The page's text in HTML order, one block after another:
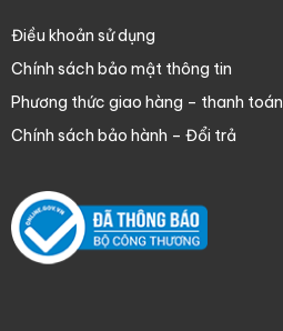
Điều khoản sử dụng
Chính sách bảo mật thông tin
Phương thức giao hàng – thanh toán
Chính sách bảo hành – Đổi trả